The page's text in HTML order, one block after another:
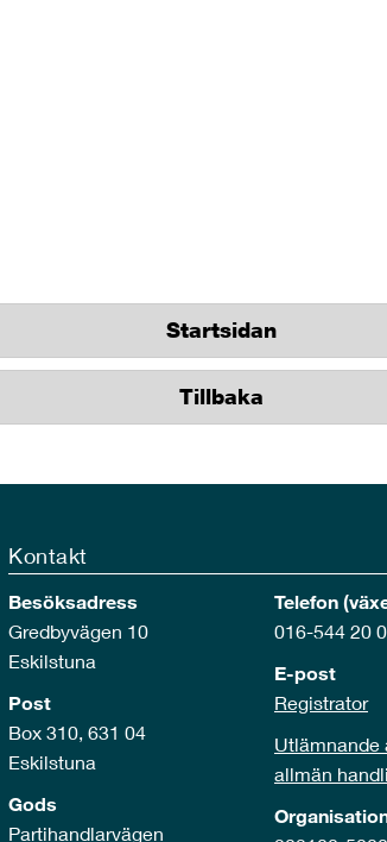
Startsidan
Tillbaka
Kontakt
Besöksadress
Gredbyvägen 10
Eskilstuna
Post
Box 310, 631 04
Eskilstuna
Gods
Partihandlarvägen
Telefon
016-544 20
E-post
Registrator
Utlämnande
allmän